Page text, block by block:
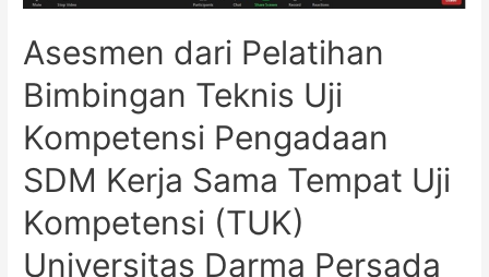
Asesmen dari Pelatihan
Bimbingan Teknis Uji
Kompetensi Pengadaan
SDM Kerja Sama Tempat Uji
Kompetensi (TUK)
Universitas Darma Persada